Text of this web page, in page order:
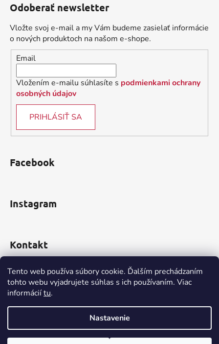
Tento web používa súbory cookie. Ďalším prechádzaním
tohto webu vyjadrujete súhlas s ich používaním. Viac
informáciítu.
Nastavenie
e
p
r
v
k
y
v
ý
e
Odoberať newsletter
Vložte svoj e-mail a my Vám budeme zasielať informácie
o nových produktoch na našom e-shope.
Email
Vložením e-mailu súhlasíte s podmienkami ochrany
osobných údajov
PRIHLÁSIŤ SA
Facebook
Instagram
Kontakt
obchod@incomp.sk
0910 999 552
Vytvoril Shoptet